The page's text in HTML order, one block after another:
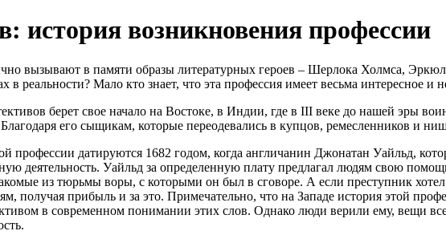
история возникновения профессии
вызывают в памяти образы литературных героев – Шерлока Холмса,
в реальности? Мало кто знает, что эта профессия имеет весьма интересное
берет свое начало на Востоке, в Индии, где в III веке до нашей эры
его сыщикам, которые переодевались в купцов, ремесленников и
профессии датируются 1682 годом, когда англичанин Джонатан Уайльд,
деятельность. Уайльд за определенную плату предлагал людям свою
из тюрьмы воры, с которыми он был в сговоре. А если преступник
получая прибыль и за это. Примечательно, что на Западе история этой
в современном понимании этих слов. Однако люди верили ему, вещи